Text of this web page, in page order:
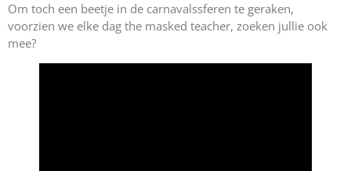
Om toch een beetje in de carnavalssferen te geraken,
voorzien we elke dag the masked teacher, zoeken jullie ook
mee?